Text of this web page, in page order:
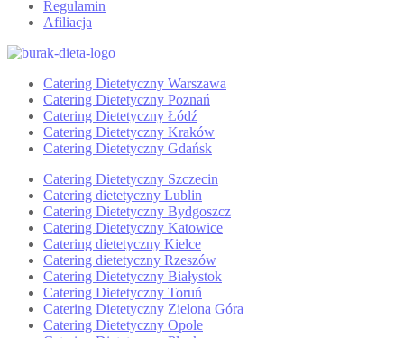
Regulamin
Afiliacja
Catering Dietetyczny Warszawa
Catering Dietetyczny Poznań
Catering Dietetyczny Łódź
Catering Dietetyczny Kraków
Catering Dietetyczny Gdańsk
Catering Dietetyczny Szczecin
Catering dietetyczny Lublin
Catering Dietetyczny Bydgoszcz
Catering Dietetyczny Katowice
Catering dietetyczny Kielce
Catering dietetyczny Rzeszów
Catering Dietetyczny Białystok
Catering Dietetyczny Toruń
Catering Dietetyczny Zielona Góra
Catering Dietetyczny Opole